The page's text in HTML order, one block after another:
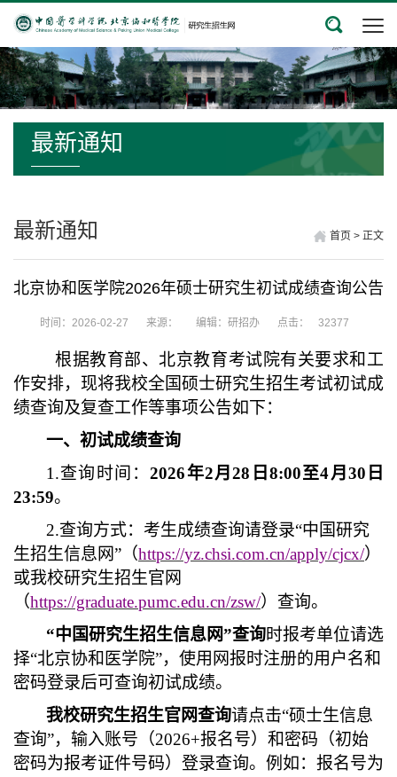
最新通知
最新通知 首页 > 正文
北京协和医学院2026年硕士研究生初试成绩查询公告
时间：2026-02-27 来源： 编辑：研招办 点击： 32377
根据教育部、北京教育考试院有关要求和工
作安排，现将我校全国硕士研究生招生考试初试成
绩查询及复查工作等事项公告如下：
一、初试成绩查询
1.查询时间：2026年2月28 日 8:00至4月 30 日
23:59。
2.查询方式：考生成绩查询请登录“中国研究
生招生信息网”（https://yz.chsi.com.cn/apply/cjcx/）
或我校研究生招生官网
（https://graduate.pumc.edu.cn/zsw/） 查询。
“中国研究生招生信息网”查询时报考单位请选
择“北京协和医学院”，使用网报时注册的用户名和
密码登录后可查询初试成绩。
我校研究生招生官网查询请点击“硕士生信息
查询”，输入账号（2026+报名号）和密码（初始
密码为报考证件号码）登录查询。 例如 ：报名号为